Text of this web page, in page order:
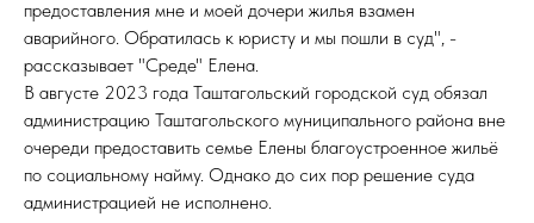
предоставления мне и моей дочери жилья взамен
аварийного. Обратилась к юристу и мы пошли в суд", -
рассказывает "Среде" Елена.
В августе 2023 года Таштагольский городской суд обязал
администрацию Таштагольского муниципального района вне
очереди предоставить семье Елены благоустроенное жильё
по социальному найму. Однако до сих пор решение суда
администрацией не исполнено.